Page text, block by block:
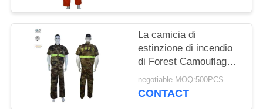
La camicia di
estinzione di incendio
di Forest Camouflage
450gsm franco è adatta
a con il logo ricamato
negotiable MOQ:500PCS
CONTACT